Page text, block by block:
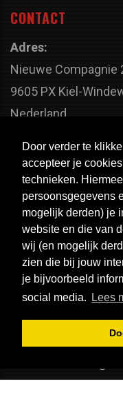
Door verder te
accepteer je
technieken.
persoonsgegevens
mogelijk derden) je
website en die van
wij (en mogelijk
zien die bij jouw
je bijvoorbeeld
social media.
Lees
CONTACT
Adres:
Nieuwe Compagnie
9605 PX Kiel-
Nederland
+31 598 - 320 402
Telefoonnummer:
+31 598 - 350 330
Email:
info@usa-